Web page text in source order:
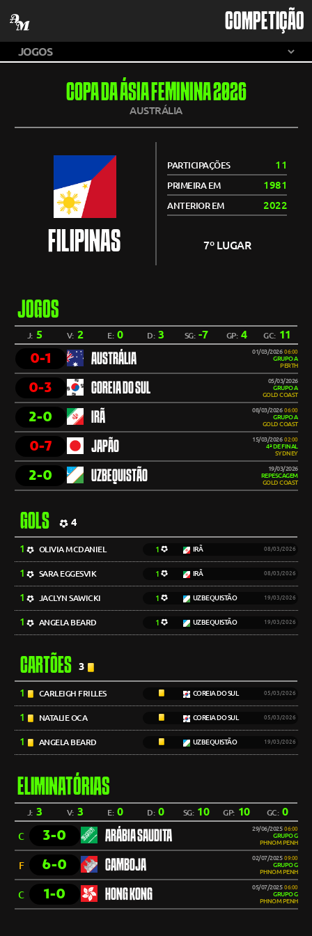
COMPETIÇÃO
COPA DA ÁSIA FEMININA 2026
AUSTRÁLIA
FILIPINAS
PARTICIPAÇÕES 11
PRIMEIRA EM 1981
ANTERIOR EM 2022
7º LUGAR
JOGOS
J: 5 V: 2 E:0 D:3 SG:-7 GP: 4 GC: 11
0-1 AUSTRÁLIA 01/03/2026 06:00
GRUPO A
PERTH
0-3 COREIA DO SUL
05/03/2026
GRUPO A
GOLD COAST
2-0 IRÃ 08/03/2026 06:00
GRUPO A
GOLD COAST
0-7 JAPÃO 15/03/2026 02:00
4ª DE FINAL
SYDNEY
2-0 UZBEQUISTÃO
19/03/2026
REPESCAGEM
GOLD COAST
GOLS 4
1 OLIVIA MCDANIEL 1 IRÃ 08/03/2026
1 SARA EGGESVIK 1 IRÃ 08/03/2026
1 JACLYN SAWICKI 1 UZBEQUISTÃO 19/03/2026
1 ANGELA BEARD 1 UZBEQUISTÃO 19/03/2026
CARTÕES 3
1 CARLEIGH FRILLES COREIA DO SUL 05/03/2026
1 NATALIE OCA COREIA DO SUL 05/03/2026
1 ANGELA BEARD UZBEQUISTÃO 19/03/2026
ELIMINATÓRIAS
J: 3 V: 3 E:0 D:0 SG: 10 GP: 10 GC: 0
C 3-0 ARÁBIA SAUDITA 29/06/2025 06:00
GRUPO G
PHNOM PENH
F 6-0 CAMBOJA 02/07/2025 09:00
GRUPO G
PHNOM PENH
C 1-0 HONG KONG 05/07/2025 06:00
GRUPO G
PHNOM PENH